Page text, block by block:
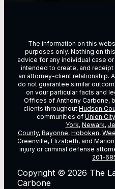
The information on this
purposes only. Nothing on
advice for any individual case
intended to create, and
an attorney-client relationship.
do not guarantee similar
on vour particular facts and
Offices of Anthony Carbone,
clients throughout Hudson
communities of Union City
York, Newark,
County, Bayonne, Hoboken,
Greenville, Elizabeth, and
injury or criminal defense
201-
Copyright © 2026 The
Carbone